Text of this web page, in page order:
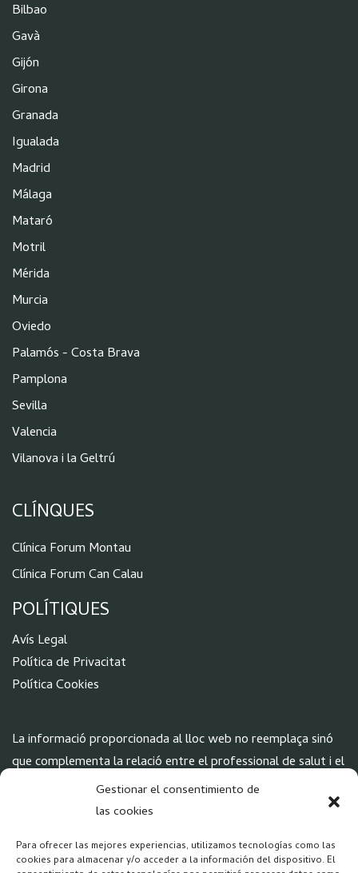
Gestionar el consentimiento de
las cookies
Para ofrecer las mejores experiencias, utilizamos tecnologías como las
cookies para almacenar y/o acceder a la información del dispositivo. El
Bilbao
Gavà
Gijón
Girona
Granada
Igualada
Madrid
Málaga
Mataró
Motril
Mérida
Murcia
Oviedo
Palamós - Costa Brava
Pamplona
Sevilla
Valencia
Vilanova i la Geltrú
CLÍNQUES
Clínica Forum Montau
Clínica Forum Can Calau
POLÍTIQUES
Avís Legal
Política de Privacitat
Política Cookies
La informació proporcionada al lloc web no reemplaça sinó
que complementa la relació entre el professional de salut i el
seu pacient o visitant i en cas de dubte ha de consultar amb
el seu professional. El responsable del tractament de les